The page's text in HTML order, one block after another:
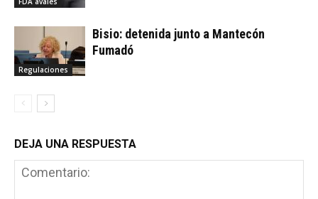
Regulaciones
Bisio: detenida junto a Mantecón
Fumadó
DEJA UNA RESPUESTA